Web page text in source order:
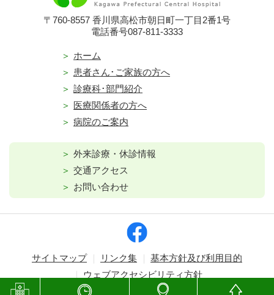
〒760-8557 香川県高松市朝日町一丁目2番1号
電話番号087-811-3333
ホーム
患者さん･ご家族の方へ
診療科･部門紹介
医療関係者の方へ
病院のご案内
外来診療・休診情報
交通アクセス
お問い合わせ
サイトマップ リンク集
基本方針及び利用目的
ウェブアクセシビリティ方針
Copyright © Kagawa Prefectural Central Hospital. All rights reserved.